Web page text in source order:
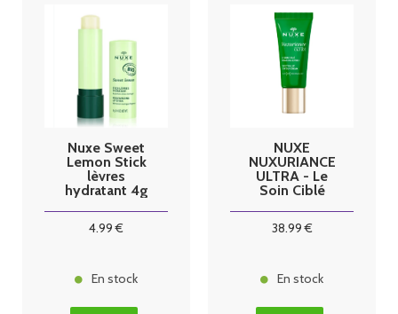
Nuxe Sweet
Lemon Stick
lèvres
hydratant 4g
4.99 €
En stock
NUXE
NUXURIANCE
ULTRA - Le
Soin Ciblé
Types de
38.99€
En stock